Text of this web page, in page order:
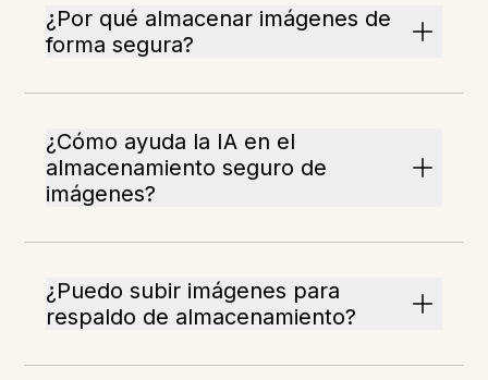
¿Por qué almacenar imágenes de
forma segura?
¿Cómo ayuda la IA en el
almacenamiento seguro de
imágenes?
¿Puedo subir imágenes para
respaldo de almacenamiento?